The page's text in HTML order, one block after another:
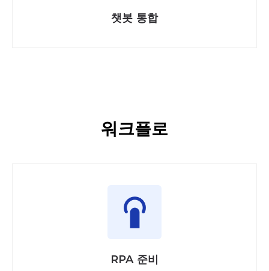
챗봇 통합
워크플로
RPA 준비